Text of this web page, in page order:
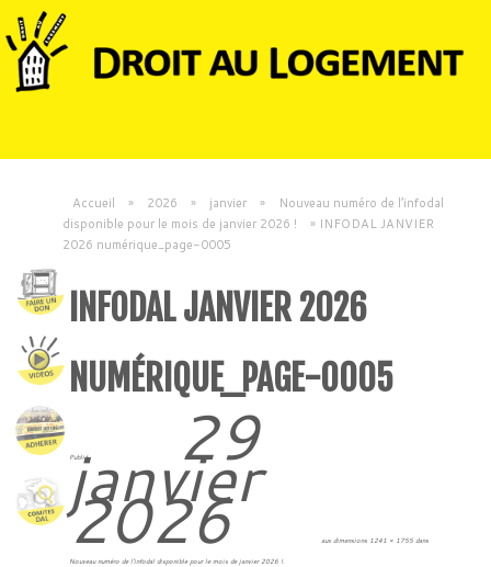
Accueil » 2026 » janvier »
Nouveau numéro de l’infodal
disponible pour le mois de janvier 2026 !
» INFODAL JANVIER
2026 numérique_page-0005
INFODAL JANVIER 2026
NUMÉRIQUE_PAGE-0005
Publié 29
janvier
2026 aux dimensions 1241 × 1755 dans
Nouveau numéro de l’infodal disponible pour le mois de janvier 2026 !.